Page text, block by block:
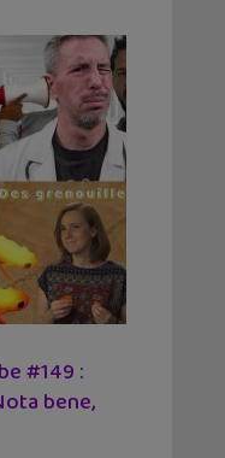
#149 :
bene,